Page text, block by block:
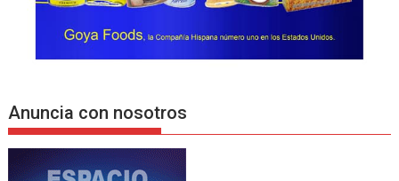
Anuncia con nosotros